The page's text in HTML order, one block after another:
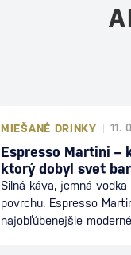
MIEŠANÉ DRINKY 11.
Espresso Martini –
ktorý dobyl svet
Silná káva, jemná
povrchu. Espresso
najobľúbenejšie